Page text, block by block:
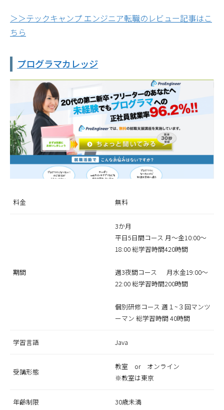
＞＞テックキャンプ エンジニア転職のレビュー記事はこ
ちら
プログラマカレッジ
料金 無料
期間
3か月
平日5日間コース 月～金10:00～
18:00 総学習時間420時間
週3夜間コース 月水金19:00～
22:00 総学習時間200時間
個別研修コース 週１~３回マンツ
ーマン 総学習時間 40時間
学習言語 Java
受講形態
教室 or オンライン
※教室は東京
年齢制限 30歳未満